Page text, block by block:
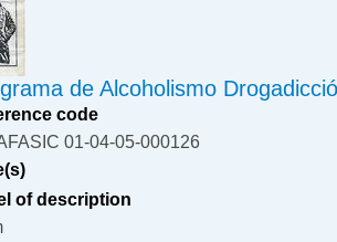
de Alcoholismo
code
01-04-05-000126
of description